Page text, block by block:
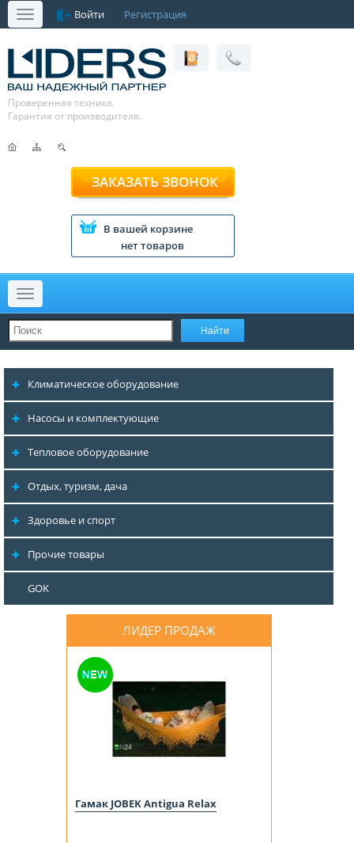
Меню Войти Регистрация
Проверенная техника.
Гарантия от производителя.
ЗАКАЗАТЬ ЗВОНОК
В вашей корзине
нет товаров
Меню
Климатическое оборудование
Насосы и комплектующие
Тепловое оборудование
Отдых, туризм, дача
Здоровье и спорт
Прочие товары
GOK
ЛИДЕР ПРОДАЖ
Гамак JOBEK Antigua Relax